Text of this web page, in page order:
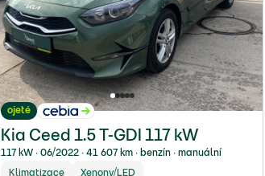
ojeté
Kia Ceed 1.5 T-GDI 117 kW
117 kW ∙ 06/2022 ∙ 41 607 km ∙ benzín ∙ manuální
Klimatizace Xenony/LED